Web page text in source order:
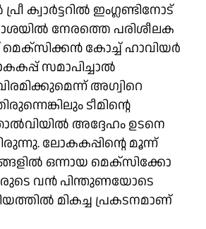
ക്വാർട്ടറിൽ ഇം​ഗ്ലണ്ടിനോട്
നേരത്തെ പരിശീലക
കോച്ച് ഹാവിയർ
സമാപിച്ചാൽ
അ​ഗ്വിറെ
ടീമിന്റെ
അദ്ദേഹം ഉടനെ
ലോകകപ്പിന്റെ മൂന്ന്
ഒന്നായ മെക്സിക്കോ
വൻ പിന്തുണയോടെ
മികച്ച പ്രകടനമാണ്